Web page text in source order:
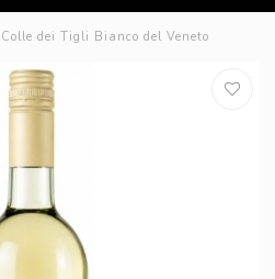
dei Tigli Bianco del Veneto